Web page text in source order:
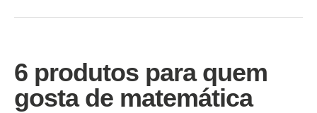
6 produtos para quem
gosta de matemática